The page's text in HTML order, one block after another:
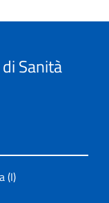
Sanità
(I)